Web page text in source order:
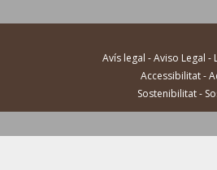
Avís legal - Aviso Legal -
Accessibilitat -
Sostenibilitat -